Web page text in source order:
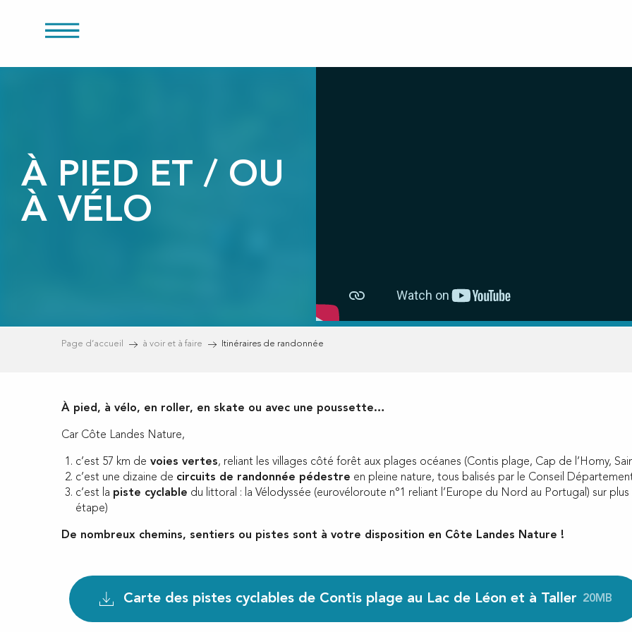
À PIED ET / OU
À VÉLO
Page d’accueil à voir et à faire Itinéraires de randonnée
À pied, à vélo, en roller, en skate ou avec une poussette…
Car Côte Landes Nature,
c’est 57 km de voies vertes, reliant les villages côté forêt aux plages océanes (Contis plage, Cap de l’Homy,
c’est une dizaine de circuits de randonnée pédestre en pleine nature, tous balisés par le Conseil
c’est la piste cyclable du littoral : la Vélodyssée (eurovéloroute n°1 reliant l’Europe du Nord au Portugal) sur
étape)
De nombreux chemins, sentiers ou pistes sont à votre disposition en Côte Landes Nature !
Carte des pistes cyclables de Contis plage au Lac de Léon et à Taller 20MB